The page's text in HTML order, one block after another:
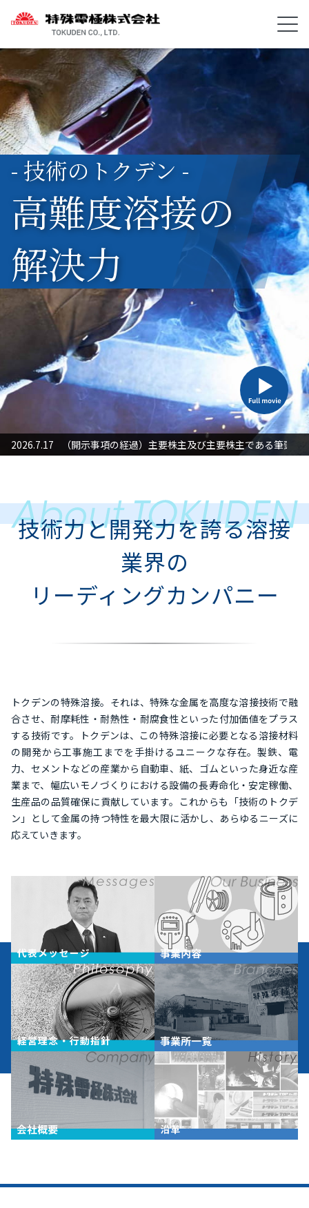
- 技術のトクデン -
高難度溶接の
解決力
対応」に関するお知らせ
2026.7.17 （開示事項の経過）主要株主及び主要株主である筆頭
技術力と開発力を誇る溶接
業界の
リーディングカンパニー
トクデンの特殊溶接。それは、特殊な金属を高度な溶接技術で融
合させ、耐摩耗性・耐熱性・耐腐食性といった付加価値をプラス
する技術です。トクデンは、この特殊溶接に必要となる溶接材料
の開発から工事施工までを手掛けるユニークな存在。製鉄、電
力、セメントなどの産業から自動車、紙、ゴムといった身近な産
業まで、幅広いモノづくりにおける設備の長寿命化・安定稼働、
生産品の品質確保に貢献しています。これからも「技術のトクデ
ン」として金属の持つ特性を最大限に活かし、あらゆるニーズに
応えていきます。